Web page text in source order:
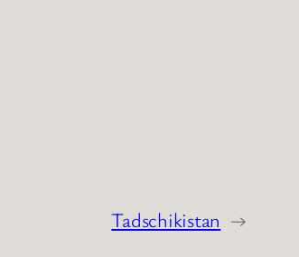
Tadschikistan →